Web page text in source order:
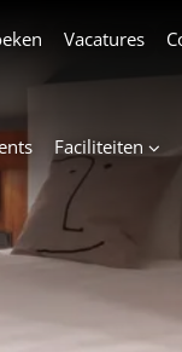
Vacatures
Faciliteiten